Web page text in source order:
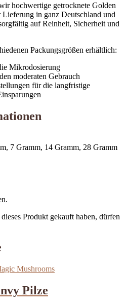
hochwertige getrocknete Golden
in ganz Deutschland und
auf Reinheit, Sicherheit und
Packungsgrößen erhältlich:
Mikrodosierung
moderaten Gebrauch
für die langfristige
7 Gramm, 14 Gramm, 28 Gramm
Produkt gekauft haben, dürfen
Pilze